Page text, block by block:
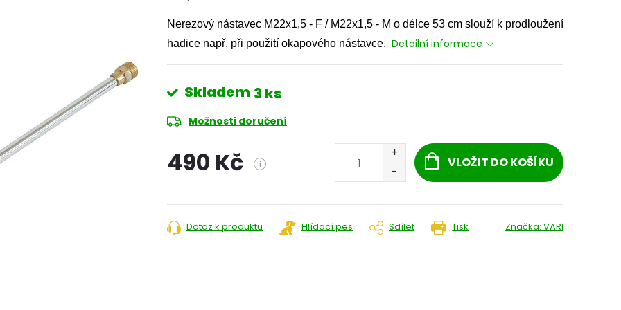
Nerezový nástavec M22x1,5 - F / M22x1,5 - M o délce 53 cm slouží k prodloužení
hadice např. při použití okapového nástavce. Detailní informace
Skladem 3 ks
Možnosti doručení
490 Kč i VLOŽIT DO KOŠÍKU
Tisk
Dotaz k produktu Hlídací pes Sdílet Značka: VARI